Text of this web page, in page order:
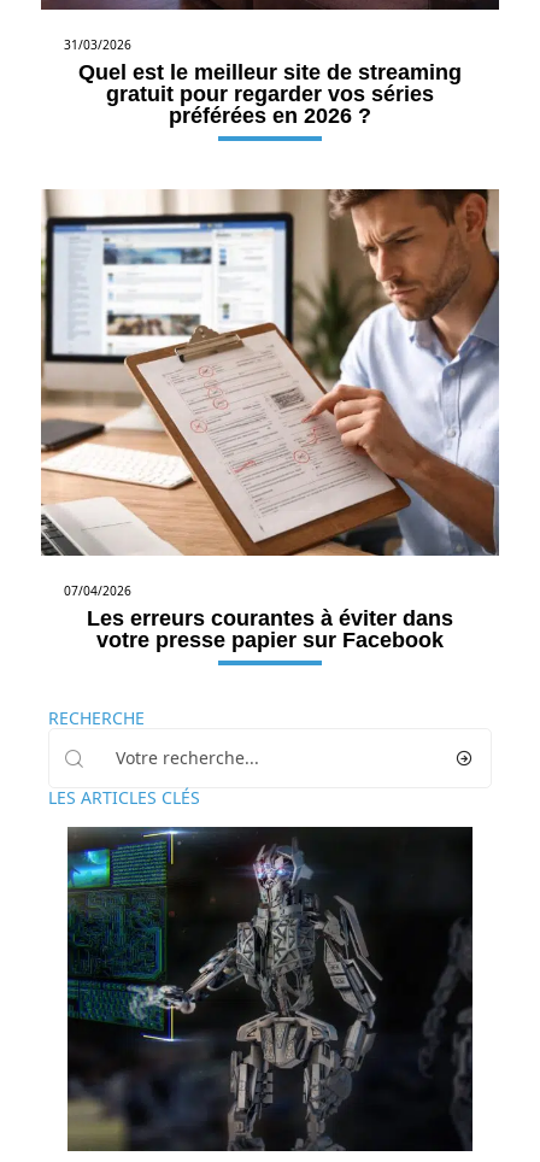
31/03/2026
Quel est le meilleur site de streaming
gratuit pour regarder vos séries
préférées en 2026 ?
07/04/2026
Les erreurs courantes à éviter dans
votre presse papier sur Facebook
RECHERCHE
LES ARTICLES CLÉS